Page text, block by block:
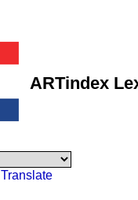
ARTindex
Translate